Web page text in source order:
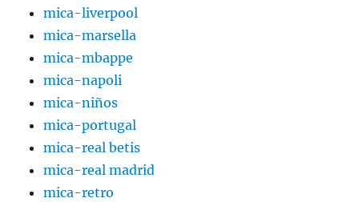
mica-liverpool
mica-marsella
mica-mbappe
mica-napoli
mica-niños
mica-portugal
mica-real betis
mica-real madrid
mica-retro